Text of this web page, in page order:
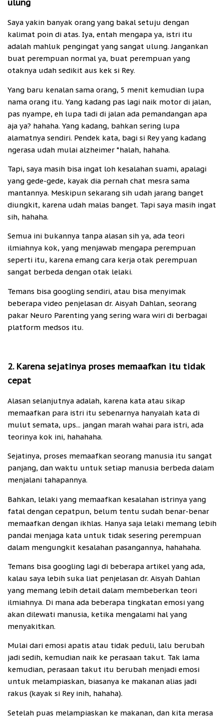
ulung
Saya yakin banyak orang yang bakal setuju dengan
kalimat poin di atas. Iya, entah mengapa ya, istri itu
adalah mahluk pengingat yang sangat ulung. Jangankan
buat perempuan normal ya, buat perempuan yang
otaknya udah sedikit aus kek si Rey.
Yang baru kenalan sama orang, 5 menit kemudian lupa
nama orang itu. Yang kadang pas lagi naik motor di jalan,
pas nyampe, eh lupa tadi di jalan ada pemandangan apa
aja ya? hahaha. Yang kadang, bahkan sering lupa
alamatnya sendiri. Pendek kata, bagi si Rey yang kadang
ngerasa udah mulai alzheimer *halah, hahaha.
Tapi, saya masih bisa ingat loh kesalahan suami, apalagi
yang gede-gede, kayak dia pernah chat mesra sama
mantannya. Meskipun sekarang sih udah jarang banget
diungkit, karena udah malas banget. Tapi saya masih ingat
sih, hahaha.
Semua ini bukannya tanpa alasan sih ya, ada teori
ilmiahnya kok, yang menjawab mengapa perempuan
seperti itu, karena emang cara kerja otak perempuan
sangat berbeda dengan otak lelaki.
Temans bisa googling sendiri, atau bisa menyimak
beberapa video penjelasan dr. Aisyah Dahlan, seorang
pakar Neuro Parenting yang sering wara wiri di berbagai
platform medsos itu.
2. Karena sejatinya proses memaafkan itu tidak
cepat
Alasan selanjutnya adalah, karena kata atau sikap
memaafkan para istri itu sebenarnya hanyalah kata di
mulut semata, ups... jangan marah wahai para istri, ada
teorinya kok ini, hahahaha.
Sejatinya, proses memaafkan seorang manusia itu sangat
panjang, dan waktu untuk setiap manusia berbeda dalam
menjalani tahapannya.
Bahkan, lelaki yang memaafkan kesalahan istrinya yang
fatal dengan cepatpun, belum tentu sudah benar-benar
memaafkan dengan ikhlas. Hanya saja lelaki memang lebih
pandai menjaga kata untuk tidak sesering perempuan
dalam mengungkit kesalahan pasangannya, hahahaha.
Temans bisa googling lagi di beberapa artikel yang ada,
kalau saya lebih suka liat penjelasan dr. Aisyah Dahlan
yang memang lebih detail dalam membeberkan teori
ilmiahnya. Di mana ada beberapa tingkatan emosi yang
akan dilewati manusia, ketika mengalami hal yang
menyakitkan.
Mulai dari emosi apatis atau tidak peduli, lalu berubah
jadi sedih, kemudian naik ke perasaan takut. Tak lama
kemudian, perasaan takut itu berubah menjadi emosi
untuk melampiaskan, biasanya ke makanan alias jadi
rakus (kayak si Rey inih, hahaha).
Setelah puas melampiaskan ke makanan, dan kita merasa